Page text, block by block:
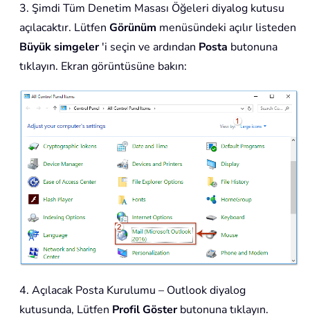
3. Şimdi Tüm Denetim Masası Öğeleri diyalog kutusu
açılacaktır. Lütfen Görünüm menüsündeki açılır listeden
Büyük simgeler'i seçin ve ardından Posta butonuna
tıklayın. Ekran görüntüsüne bakın:
4. Açılacak Posta Kurulumu – Outlook diyalog
kutusunda, Lütfen Profil Gösterbutonuna tıklayın.